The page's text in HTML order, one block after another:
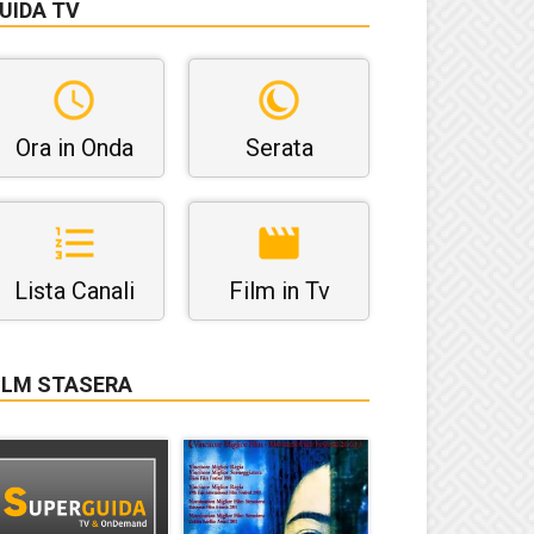
TV
Ora in Onda Serata
Lista Canali Film in Tv
STASERA